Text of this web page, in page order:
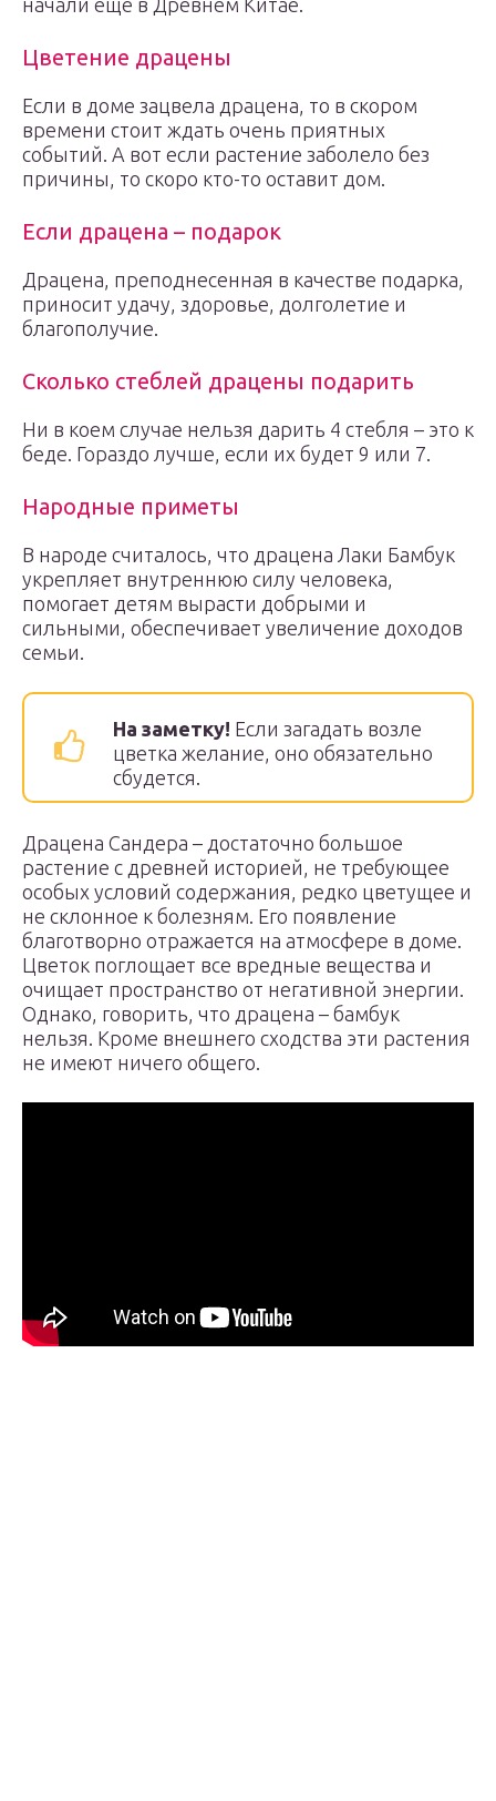
начали ещё в Древнем Китае.
Цветение драцены
Если в доме зацвела драцена, то в скором
времени стоит ждать очень приятных
событий. А вот если растение заболело без
причины, то скоро кто-то оставит дом.
Если драцена – подарок
Драцена, преподнесенная в качестве подарка,
приносит удачу, здоровье, долголетие и
благополучие.
Сколько стеблей драцены подарить
Ни в коем случае нельзя дарить 4 стебля – это к
беде. Гораздо лучше, если их будет 9 или 7.
Народные приметы
В народе считалось, что драцена Лаки Бамбук
укрепляет внутреннюю силу человека,
помогает детям вырасти добрыми и
сильными, обеспечивает увеличение доходов
семьи.
На заметку! Если загадать возле
цветка желание, оно обязательно
сбудется.
Драцена Сандера – достаточно большое
растение с древней историей, не требующее
особых условий содержания, редко цветущее и
не склонное к болезням. Его появление
благотворно отражается на атмосфере в доме.
Цветок поглощает все вредные вещества и
очищает пространство от негативной энергии.
Однако, говорить, что драцена – бамбук
нельзя. Кроме внешнего сходства эти растения
не имеют ничего общего.